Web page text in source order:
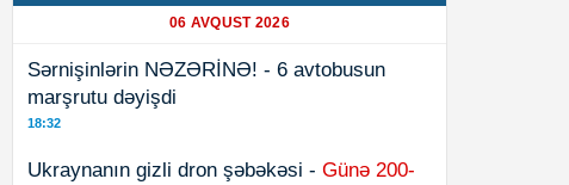
06 AVQUST 2026
Sərnişinlərin NƏZƏRİNƏ! - 6 avtobusun
marşrutu dəyişdi
18:32
Ukraynanın gizli dron şəbəkəsi - Günə 200-